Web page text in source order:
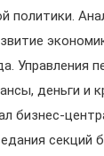
политики.
Управления
деньги и
бизнес-
секций